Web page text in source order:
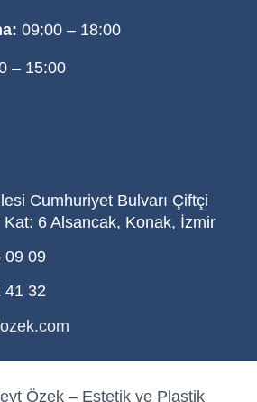
09:00 – 18:00
– 15:00
Cumhuriyet Bulvarı Çiftçi
6 Alsancak, Konak, İzmir
09 09
41 32
Özek – Estetik ve Plastik